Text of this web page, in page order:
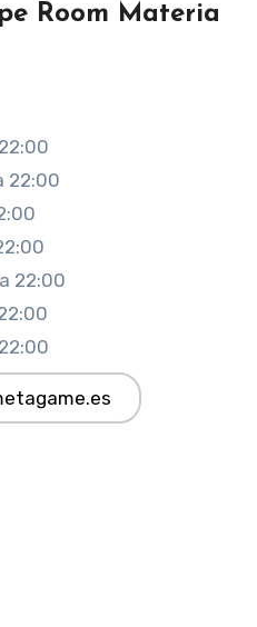
Room Materia
22:00
22:00